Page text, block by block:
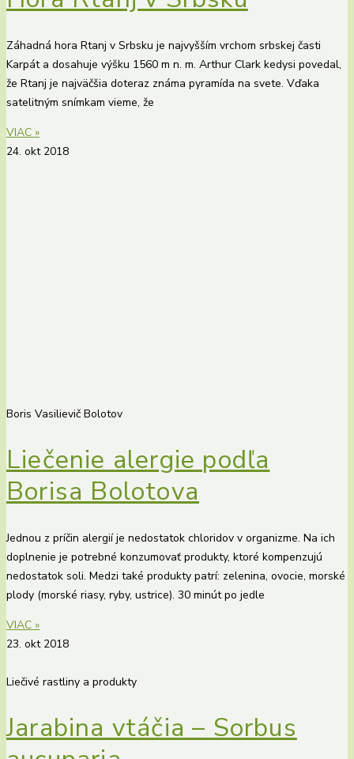
Záhadná hora Rtanj v Srbsku je najvyšším vrchom srbskej časti
Karpát a dosahuje výšku 1560 m n. m. Arthur Clark kedysi povedal,
že Rtanj je najväčšia doteraz známa pyramída na svete. Vďaka
satelitným snímkam vieme, že
VIAC »
24. okt 2018
Boris Vasilievič Bolotov
Liečenie alergie podľa
Borisa Bolotova
Jednou z príčin alergií je nedostatok chloridov v organizme. Na ich
doplnenie je potrebné konzumovať produkty, ktoré kompenzujú
nedostatok soli. Medzi také produkty patrí: zelenina, ovocie, morské
plody (morské riasy, ryby, ustrice). 30 minút po jedle
VIAC »
23. okt 2018
Liečivé rastliny a produkty
Jarabina vtáčia – Sorbus